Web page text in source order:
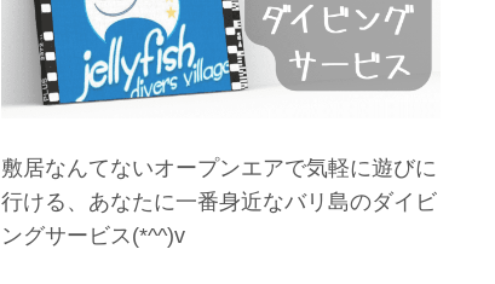
敷居なんてないオープンエアで気軽に遊びに
行ける、あなたに一番身近なバリ島のダイビ
ングサービス(*^^)v